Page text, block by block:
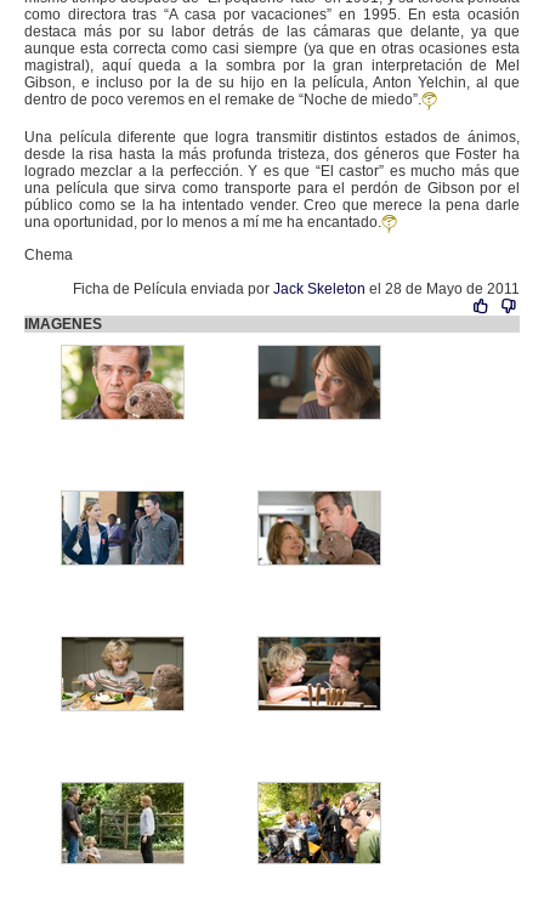
como directora tras “A casa por vacaciones” en 1995. En esta ocasión
destaca más por su labor detrás de las cámaras que delante, ya que
aunque esta correcta como casi siempre (ya que en otras ocasiones esta
magistral), aquí queda a la sombra por la gran interpretación de Mel
Gibson, e incluso por la de su hijo en la película, Anton Yelchin, al que
dentro de poco veremos en el remake de “Noche de miedo”.
Una película diferente que logra transmitir distintos estados de ánimos,
desde la risa hasta la más profunda tristeza, dos géneros que Foster ha
logrado mezclar a la perfección. Y es que “El castor” es mucho más que
una película que sirva como transporte para el perdón de Gibson por el
público como se la ha intentado vender. Creo que merece la pena darle
una oportunidad, por lo menos a mí me ha encantado.
Chema
Ficha de Película enviada por Jack Skeleton el 28 de Mayo de 2011
IMAGENES